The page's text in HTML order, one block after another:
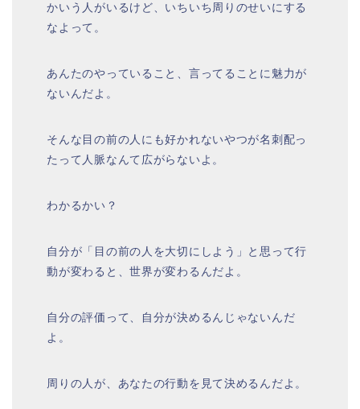
かいう人がいるけど、いちいち周りのせいにする
なよって。
あんたのやっていること、言ってることに魅力が
ないんだよ。
そんな目の前の人にも好かれないやつが名刺配っ
たって人脈なんて広がらないよ。
わかるかい？
自分が「目の前の人を大切にしよう」と思って行
動が変わると、世界が変わるんだよ。
自分の評価って、自分が決めるんじゃないんだ
よ。
周りの人が、あなたの行動を見て決めるんだよ。